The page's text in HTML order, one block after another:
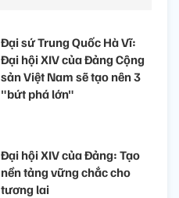
Đại sứ Trung Quốc Hà Vĩ:
Đại hội XIV của Đảng Cộng
sản Việt Nam sẽ tạo nên 3
"bứt phá lớn"
Đại hội XIV của Đảng: Tạo
nền tảng vững chắc cho
tương lai